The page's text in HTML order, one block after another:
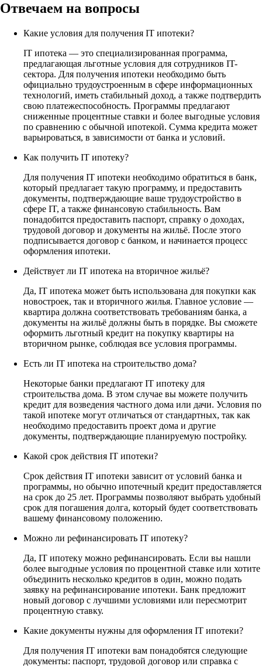
Отвечаем на вопросы
Какие условия для получения IT ипотеки?
IT ипотека — это специализированная программа,
предлагающая льготные условия для сотрудников IT-
сектора. Для получения ипотеки необходимо быть
официально трудоустроенным в сфере информационных
технологий, иметь стабильный доход, а также подтвердить
свою платежеспособность. Программы предлагают
сниженные процентные ставки и более выгодные условия
по сравнению с обычной ипотекой. Сумма кредита может
варьироваться, в зависимости от банка и условий.
Как получить IT ипотеку?
Для получения IT ипотеки необходимо обратиться в банк,
который предлагает такую программу, и предоставить
документы, подтверждающие ваше трудоустройство в
сфере IT, а также финансовую стабильность. Вам
понадобится предоставить паспорт, справку о доходах,
трудовой договор и документы на жильё. После этого
подписывается договор с банком, и начинается процесс
оформления ипотеки.
Действует ли IT ипотека на вторичное жильё?
Да, IT ипотека может быть использована для покупки как
новостроек, так и вторичного жилья. Главное условие —
квартира должна соответствовать требованиям банка, а
документы на жильё должны быть в порядке. Вы сможете
оформить льготный кредит на покупку квартиры на
вторичном рынке, соблюдая все условия программы.
Есть ли IT ипотека на строительство дома?
Некоторые банки предлагают IT ипотеку для
строительства дома. В этом случае вы можете получить
кредит для возведения частного дома или дачи. Условия по
такой ипотеке могут отличаться от стандартных, так как
необходимо предоставить проект дома и другие
документы, подтверждающие планируемую постройку.
Какой срок действия IT ипотеки?
Срок действия IT ипотеки зависит от условий банка и
программы, но обычно ипотечный кредит предоставляется
на срок до 25 лет. Программы позволяют выбрать удобный
срок для погашения долга, который будет соответствовать
вашему финансовому положению.
Можно ли рефинансировать IT ипотеку?
Да, IT ипотеку можно рефинансировать. Если вы нашли
более выгодные условия по процентной ставке или хотите
объединить несколько кредитов в один, можно подать
заявку на рефинансирование ипотеки. Банк предложит
новый договор с лучшими условиями или пересмотрит
процентную ставку.
Какие документы нужны для оформления IT ипотеки?
Для получения IT ипотеки вам понадобятся следующие
документы: паспорт, трудовой договор или справка с